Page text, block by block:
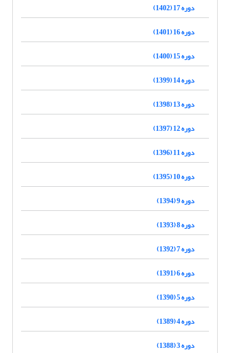
دوره 17 (1402)
دوره 16 (1401)
دوره 15 (1400)
دوره 14 (1399)
دوره 13 (1398)
دوره 12 (1397)
دوره 11 (1396)
دوره 10 (1395)
دوره 9 (1394)
دوره 8 (1393)
دوره 7 (1392)
دوره 6 (1391)
دوره 5 (1390)
دوره 4 (1389)
دوره 3 (1388)